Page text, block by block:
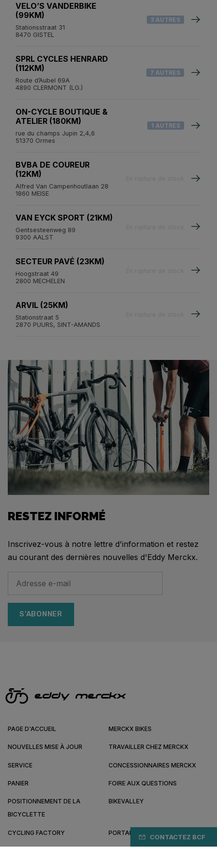
VELO’S VANDERBIKE
(99KM)
Stationsstraat 31
8470 GISTEL
3 AUTRES
SPRL CYCLES HENRARD
(112KM)
Route d’Aubel 69A
4890 CLERMONT (LG.)
7 AUTRES
ON-CYCLE BOUTIQUE &
ATELIER (180KM)
rue du champs Jupin 2,4,6
51370 Ormes
1 AUTRES
BVBA DE COUREUR
(12KM)
Alfred Van Campenhoutlaan 28
1860 MEISE
VAN EYCK SPORT (21KM)
Gentsesteenweg 89
9300 AALST
SECTEUR PAVÉ (23KM)
Hoogstraat 49
2800 MECHELEN
ARVIL (25KM)
Stationstraat 5
2870 PUURS, SINT-AMANDS
CONTACTEZ BCF
RESTEZ INFORMÉ
Inscrivez-vous à notre lettre d'information et restez
au courant des dernières nouvelles d'Eddy Merckx.
S'ABONNER
PAGE D'ACCUEIL MERCKX BIKES
NOUVELLES MISE À JOUR TRAVAILLER CHEZ MERCKX
SERVICE CONCESSIONNAIRES MERCKX
PANIER FOIRE AUX QUESTIONS
POSITIONNEMENT DE LA
BICYCLETTE
BIKEVALLEY
CYCLING FACTORY PORTAIL B2B